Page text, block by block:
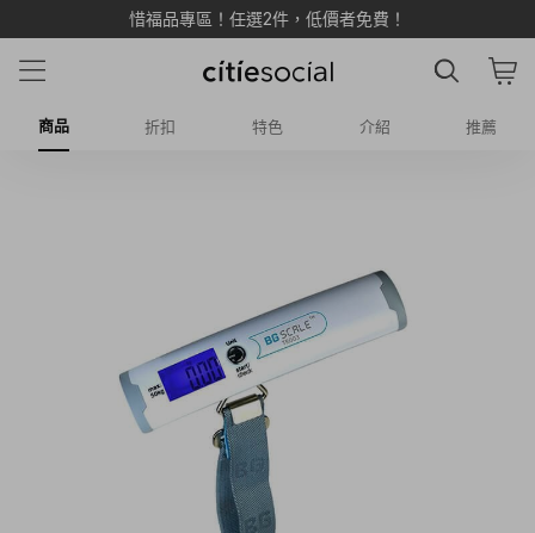
LINE 加入新好友享 $500 雙重購物金 💰
商品 折扣 特色 介紹 推薦